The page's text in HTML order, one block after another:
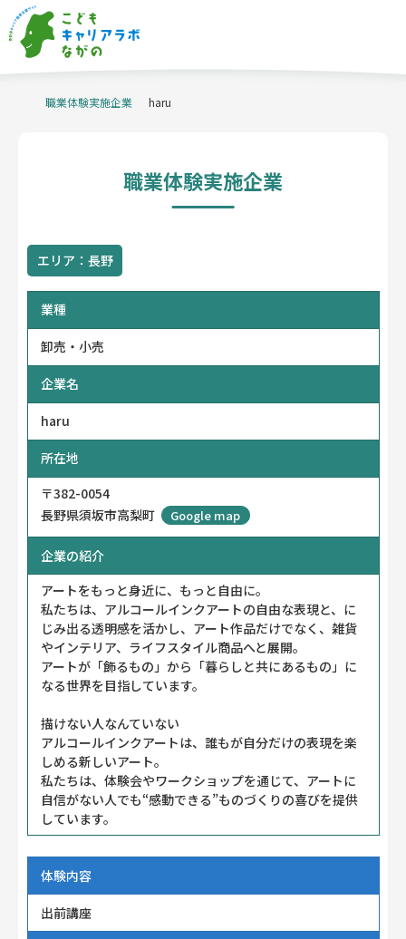
体験申込・相談
プライバシーポリシー
当サイトについて
職業体験支援コーディネーター
職業体験実施企業 haru
職業体験実施企業
エリア：長野
業種
卸売・小売
企業名
haru
所在地
〒382-0054
長野県須坂市高梨町
Google map
企業の紹介
アートをもっと身近に、もっと自由に。
私たちは、アルコールインクアートの自由な表現と、に
じみ出る透明感を活かし、アート作品だけでなく、雑貨
やインテリア、ライフスタイル商品へと展開。
アートが「飾るもの」から「暮らしと共にあるもの」に
なる世界を目指しています。
描けない人なんていない
アルコールインクアートは、誰もが自分だけの表現を楽
しめる新しいアート。
私たちは、体験会やワークショップを通じて、アートに
自信がない人でも“感動できる”ものづくりの喜びを提供
しています。
体験内容
出前講座